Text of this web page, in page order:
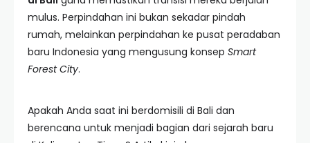
mulus. Perpindahan ini bukan sekadar pindah
rumah, melainkan perpindahan ke pusat peradaban
baru Indonesia yang mengusung konsep Smart
Forest City.
Apakah Anda saat ini berdomisili di Bali dan
berencana untuk menjadi bagian dari sejarah baru